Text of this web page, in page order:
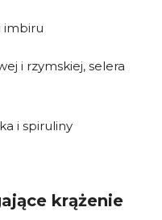
imbiru
i rzymskiej, selera
i spiruliny
krążenie